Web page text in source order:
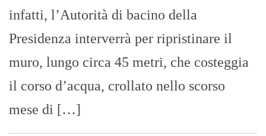
infatti, l’Autorità di bacino della
Presidenza interverrà per ripristinare il
muro, lungo circa 45 metri, che costeggia
il corso d’acqua, crollato nello scorso
mese di […]